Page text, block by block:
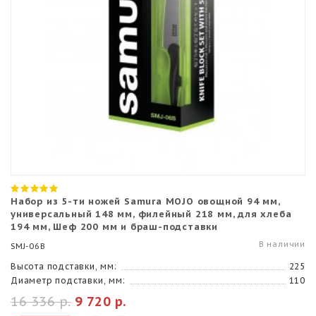
Набор из 5-ти ножей Samura MOJO овощной 94 мм,
универсальный 148 мм, филейный 218 мм, для хлеба
194 мм, Шеф 200 мм и браш-подставки
SMJ-06B В наличии
Высота подставки, мм:
225
Диаметр подставки, мм:
110
9 720 р.
16 336 р.